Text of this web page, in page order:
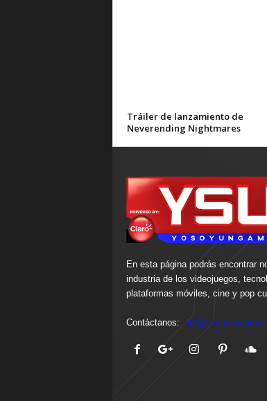
Tráiler de lanzamiento de
Neverending Nightmares
En esta página podrás encontrar
industria de los videojuegos,
plataformas móviles, cine y pop
Contáctanos: